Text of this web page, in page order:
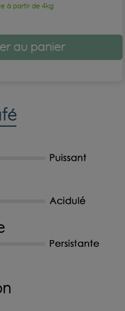
à partir de 4kg
au panier